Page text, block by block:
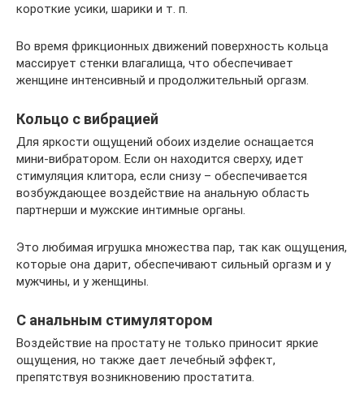
короткие усики, шарики и т. п.
Во время фрикционных движений поверхность кольца
массирует стенки влагалища, что обеспечивает
женщине интенсивный и продолжительный оргазм.
Кольцо с вибрацией
Для яркости ощущений обоих изделие оснащается
мини-вибратором. Если он находится сверху, идет
стимуляция клитора, если снизу – обеспечивается
возбуждающее воздействие на анальную область
партнерши и мужские интимные органы.
Это любимая игрушка множества пар, так как ощущения,
которые она дарит, обеспечивают сильный оргазм и у
мужчины, и у женщины.
С анальным стимулятором
Воздействие на простату не только приносит яркие
ощущения, но также дает лечебный эффект,
препятствуя возникновению простатита.